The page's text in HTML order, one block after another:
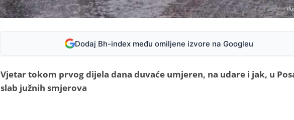
Dodaj Bh-index među omiljene izvore na Googleu
Vjetar tokom prvog dijela dana duvaće umjeren, na udare i jak, u
slab južnih smjerova